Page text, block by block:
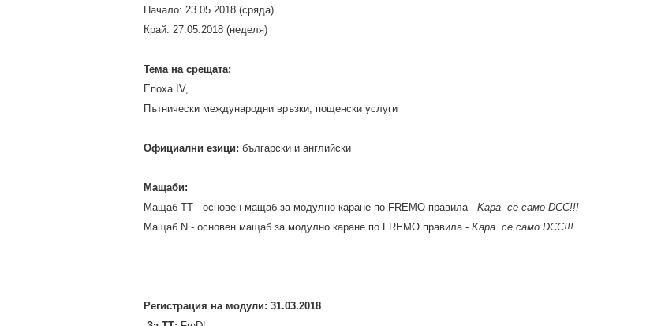
Начало: 23.05.2018 (сряда)
Край: 27.05.2018 (неделя)
Тема на срещата:
Епоха IV,
Пътнически международни връзки, пощенски услуги
Официални езици: български и английски
Мащаби:
Мащаб ТТ - основен мащаб за модулно каране по FREMO правила - Kара се само DCC!!!
Мащаб N - основен мащаб за модулно каране по FREMO правила - Kара се само DCC!!!
Регистрация на модули: 31.03.2018